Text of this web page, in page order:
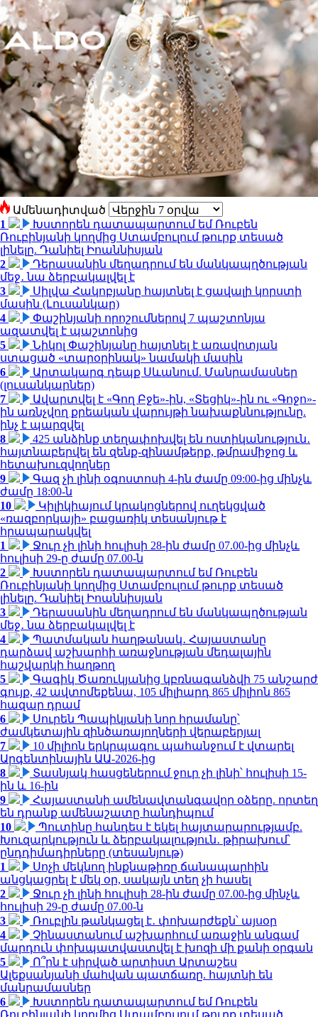
Ամենադիտված
1
Խստորեն դատապարտում եմ Ռուբեն
Ռուբինյանի կողմից Ստամբուլում թուրք տեսած
լինելը. Դանիել Իոաննիսյան
2
Դերասանին մեղադրում են մանկապղծության
մեջ․ նա ձերբակալվել է
3
Սիլվա Հակոբյանը հայտնել է ցավալի կորստի
մասին (Լուսանկար)
4
Փաշինյանի որոշումներով 7 պաշտոնյա
ազատվել է պաշտոնից
5
Նիկոլ Փաշինյանը հայտնել է առավոտյան
ստացած «տարօրինակ» նամակի մասին
6
Արտակարգ դեպք Սևանում. Մանրամասներ
(լուսանկարներ)
7
Ավարտվել է «Գող Բջե»-ին, «Տեցիկ»-ին ու «Գոջո»-
ին առնչվող քրեական վարույթի նախաքննությունը.
ինչ է պարզվել
8
425 անձինք տեղափոխվել են ոստիկանություն․
հայտնաբերվել են զենք-զինամթերք, թմրամիջոց և
հետախուզվողներ
9
Գազ չի լինի օգոստոսի 4-ին ժամը 09:00-ից մինչև
ժամը 18:00-ն
10
Կիլիկիայում կրակոցներով ուղեկցված
«ռազբորկայի» բացառիկ տեսանյութ է
հրապարակվել
1
Ջուր չի լինի հուլիսի 28-ին ժամը 07.00-ից մինչև
հուլիսի 29-ը ժամը 07.00-ն
2
Խստորեն դատապարտում եմ Ռուբեն
Ռուբինյանի կողմից Ստամբուլում թուրք տեսած
լինելը. Դանիել Իոաննիսյան
3
Դերասանին մեղադրում են մանկապղծության
մեջ․ նա ձերբակալվել է
4
Պատմական հաղթանակ․ Հայաստանը
դարձավ աշխարհի առաջնության մեդալային
հաշվարկի հաղթող
5
Գագիկ Ծառուկյանից կբռնագանձվի 75 անշարժ
գույք, 42 ավտոմեքենա, 105 միլիարդ 865 միլիոն 865
հազար դրամ
6
Սուրեն Պապիկյանի նոր հրամանը՝
ժամկետային զինծառայողների վերաբերյալ
7
10 միլիոն երկրպագու պահանջում է վտարել
Արգենտինային ԱԱ-2026-ից
8
Տասնյակ հասցեներում ջուր չի լինի՝ հուլիսի 15-
ին և 16-ին
9
Հայաստանի ամենավտանգավոր օձերը. որտեղ
են դրանք ամենաշատը հանդիպում
10
Պուտինը հանդես է եկել հայտարարությամբ.
Խուզարկություն և ձերբակալություն․ թիրախում՝
ընդդիմադիրները (տեսանյութ)
1
Սոչի մեկնող ինքնաթիռը ճանապարհին
անցկացրել է մեկ օր, սակայն տեղ չի հասել
2
Ջուր չի լինի հուլիսի 28-ին ժամը 07.00-ից մինչև
հուլիսի 29-ը ժամը 07.00-ն
3
Ռուբլին թանկացել է․ փոխարժեքն՝ այսօր
4
Չինաստանում աշխարհում առաջին անգամ
մարդուն փոխպատվաստվել է խոզի մի քանի օրգան
5
Ո՞րն է սիրված արտիստ Արտաշես
Ալեքսանյանի մահվան պատճառը. հայտնի են
մանրամասներ
6
Խստորեն դատապարտում եմ Ռուբեն
Ռուբինյանի կողմից Ստամբուլում թուրք տեսած